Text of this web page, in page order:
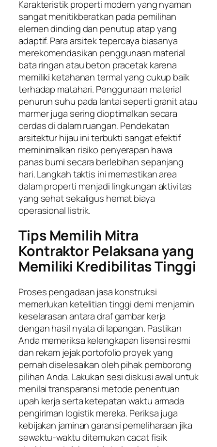
Karakteristik properti modern yang nyaman
sangat menitikberatkan pada pemilihan
elemen dinding dan penutup atap yang
adaptif. Para arsitek tepercaya biasanya
merekomendasikan penggunaan material
bata ringan atau beton pracetak karena
memiliki ketahanan termal yang cukup baik
terhadap matahari. Penggunaan material
penurun suhu pada lantai seperti granit atau
marmer juga sering dioptimalkan secara
cerdas di dalam ruangan. Pendekatan
arsitektur hijau ini terbukti sangat efektif
meminimalkan risiko penyerapan hawa
panas bumi secara berlebihan sepanjang
hari. Langkah taktis ini memastikan area
dalam properti menjadi lingkungan aktivitas
yang sehat sekaligus hemat biaya
operasional listrik.
Tips Memilih Mitra
Kontraktor Pelaksana yang
Memiliki Kredibilitas Tinggi
Proses pengadaan jasa konstruksi
memerlukan ketelitian tinggi demi menjamin
keselarasan antara draf gambar kerja
dengan hasil nyata di lapangan. Pastikan
Anda memeriksa kelengkapan lisensi resmi
dan rekam jejak portofolio proyek yang
pernah diselesaikan oleh pihak pemborong
pilihan Anda. Lakukan sesi diskusi awal untuk
menilai transparansi metode penentuan
upah kerja serta ketepatan waktu armada
pengiriman logistik mereka. Periksa juga
kebijakan jaminan garansi pemeliharaan jika
sewaktu-waktu ditemukan cacat fisik